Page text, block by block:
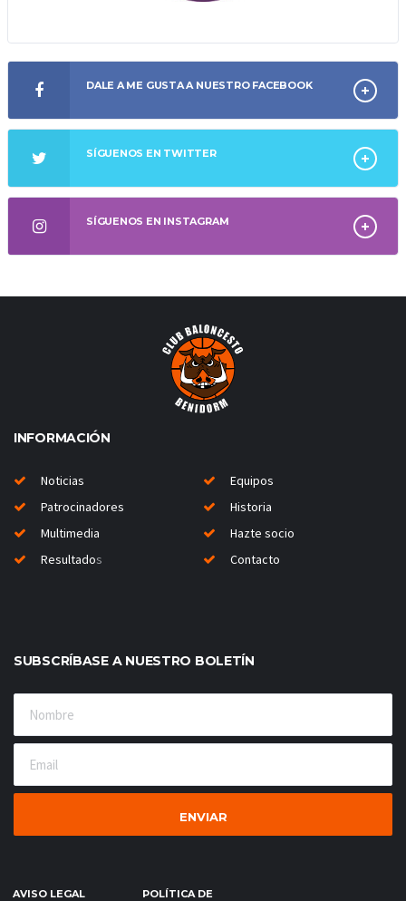
DALE A ME GUSTA A NUESTRO FACEBOOK
SÍGUENOS EN TWITTER
SÍGUENOS EN INSTAGRAM
INFORMACIÓN
Noticias
Equipos
Patrocinadores
Historia
Multimedia
Hazte socio
Resultados Contacto
SUBSCRÍBASE A NUESTRO BOLETÍN
AVISO LEGAL
POLÍTICA DE